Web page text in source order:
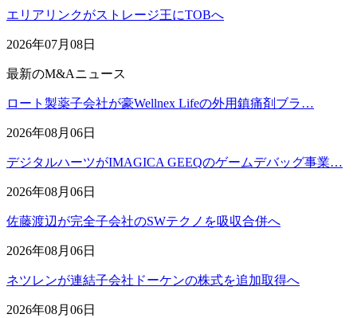
エリアリンクがストレージ王にTOBへ
2026年07月08日
最新のM&Aニュース
ロート製薬子会社が豪Wellnex Lifeの外用鎮痛剤ブラ…
2026年08月06日
デジタルハーツがIMAGICA GEEQのゲームデバッグ事業…
2026年08月06日
佐藤渡辺が完全子会社のSWテクノを吸収合併へ
2026年08月06日
ネツレンが連結子会社ドーケンの株式を追加取得へ
2026年08月06日